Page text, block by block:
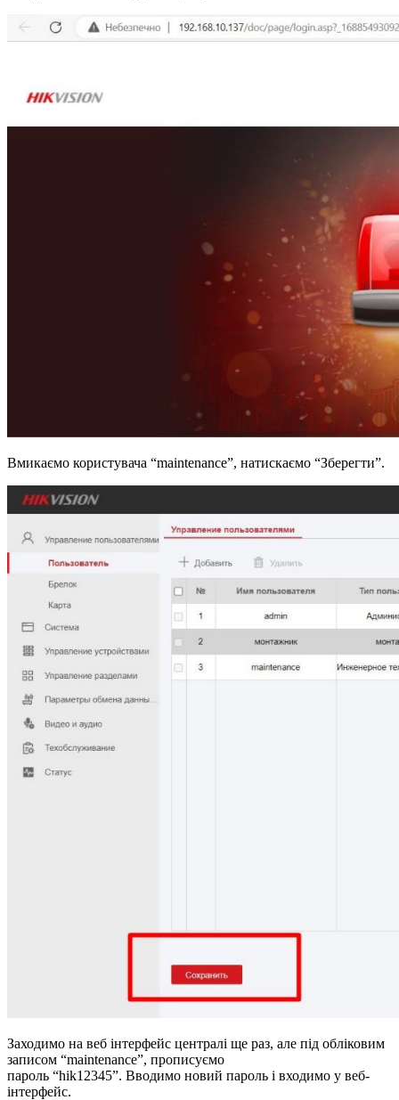
Вмикаємо користувача “maintenance”, натискаємо “Зберегти”.
Заходимо на веб інтерфейс централі ще раз, але під обліковим
записом “maintenance”, прописуємо
пароль “hik12345”. Вводимо новий пароль і входимо у веб-
інтерфейс.